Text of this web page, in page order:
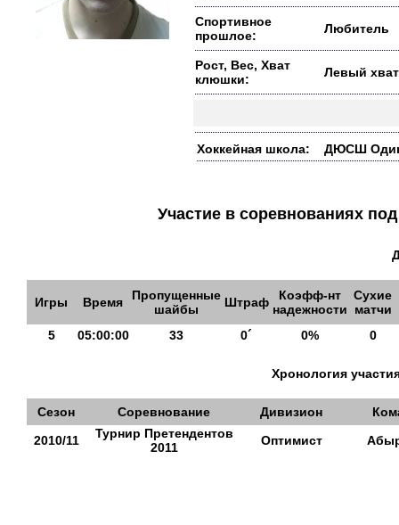
Спортивное
прошлое:
Любитель
Рост, Вес, Хват
клюшки:
Левый хват
Хоккейная школа: ДЮСШ
Участие в соревнованиях
Игры Время
Пропущенные
шайбы
Штраф
Коэфф-нт
надежности
Сухие
матчи
5
05:00:00 33 0´ 0% 0
Хронология
Сезон Соревнование Дивизион
2010/11
Турнир Претендентов
2011
Оптимист